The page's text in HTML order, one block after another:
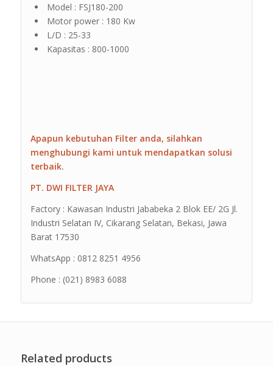
Model : FSJ180-200
Motor power : 180 Kw
L/D : 25-33
Kapasitas : 800-1000
Apapun kebutuhan Filter anda, silahkan
menghubungi kami untuk mendapatkan solusi
terbaik.
PT. DWI FILTER JAYA
Factory : Kawasan Industri Jababeka 2 Blok EE/ 2G Jl.
Industri Selatan IV, Cikarang Selatan, Bekasi, Jawa
Barat 17530
WhatsApp : 0812 8251 4956
Phone : (021) 8983 6088
Related products